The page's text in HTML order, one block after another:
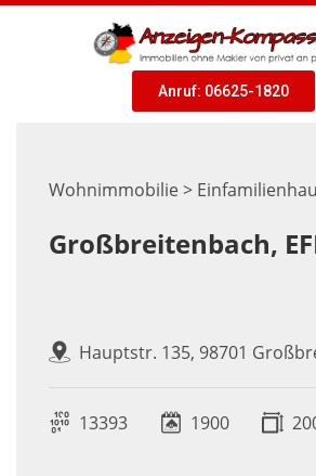
Anruf: 06625-1820
Wohnimmobilie >
Großbreitenbach,
Hauptstr. 135, 98701
13393 1900